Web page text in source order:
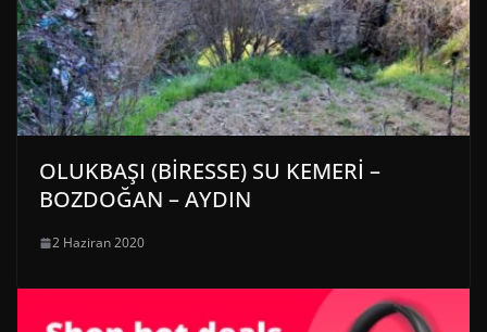
OLUKBAŞI (BİRESSE) SU KEMERİ –
BOZDOĞAN – AYDIN
2 Haziran 2020